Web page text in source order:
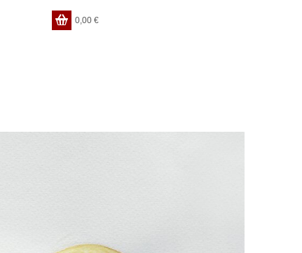
0,00 €